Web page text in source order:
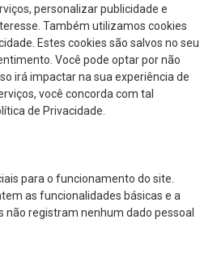
personalizar publicidade e
Também utilizamos cookies
Estes cookies são salvos no seu
Você pode optar por não
irá impactar na sua experiência de
você concorda com tal
de Privacidade.
para o funcionamento do site.
as funcionalidades básicas e a
não registram nenhum dado pessoal